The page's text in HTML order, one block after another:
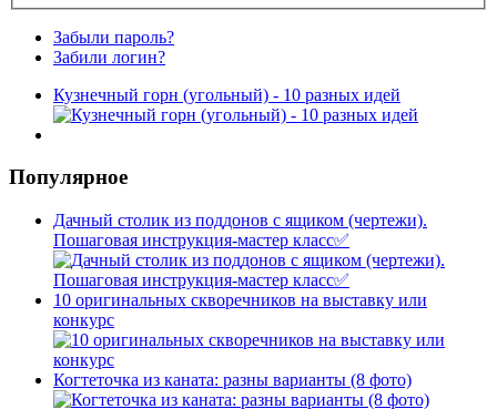
Забыли пароль?
Забили логин?
Кузнечный горн (угольный) - 10 разных идей
Популярное
Дачный столик из поддонов с ящиком (чертежи).
Пошаговая инструкция-мастер класс✅
10 оригинальных скворечников на выставку или
конкурс
Когтеточка из каната: разны варианты (8 фото)